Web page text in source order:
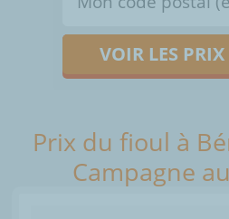
VOIR LES
Prix du fioul à
Campagne